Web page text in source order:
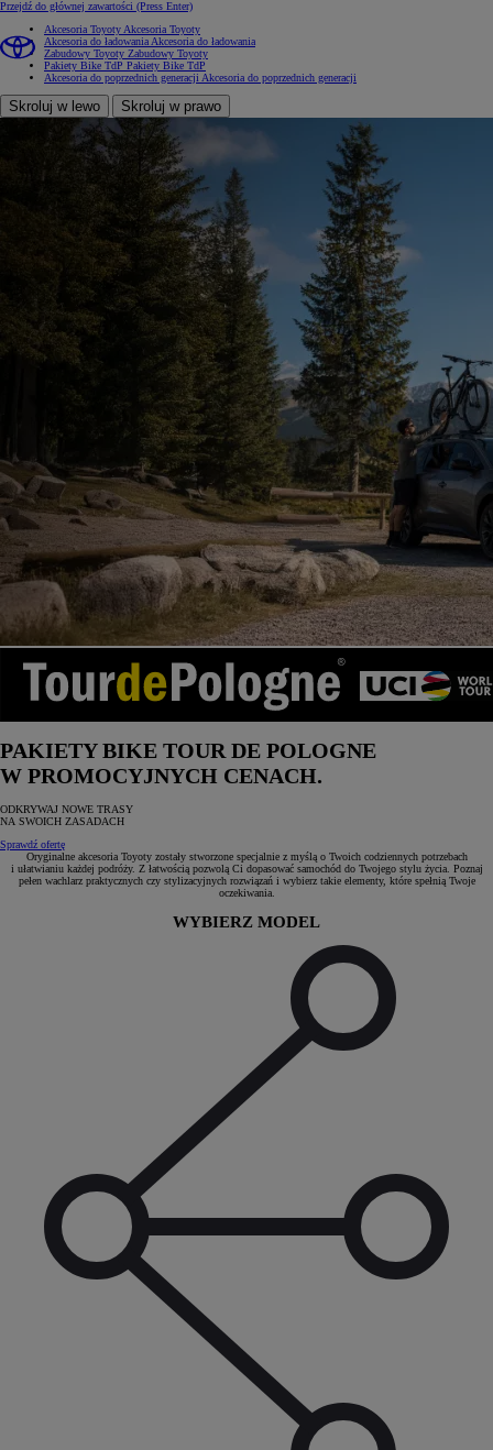
Przejdź do głównej zawartości (Press Enter)
Akcesoria Toyoty Akcesoria Toyoty
Akcesoria do ładowania Akcesoria do ładowania
Zabudowy Toyoty Zabudowy Toyoty
Pakiety Bike TdP Pakiety Bike TdP
Akcesoria do poprzednich generacji Akcesoria do poprzednich generacji
Skroluj w lewo Skroluj w prawo
PAKIETY BIKE TOUR DE POLOGNE
W PROMOCYJNYCH CENACH.
ODKRYWAJ NOWE TRASY
NA SWOICH ZASADACH
Sprawdź ofertę
Oryginalne akcesoria Toyoty zostały stworzone specjalnie z myślą o Twoich codziennych potrzebach
i ułatwianiu każdej podróży. Z łatwością pozwolą Ci dopasować samochód do Twojego stylu życia. Poznaj
pełen wachlarz praktycznych czy stylizacyjnych rozwiązań i wybierz takie elementy, które spełnią Twoje
oczekiwania.
WYBIERZ MODEL